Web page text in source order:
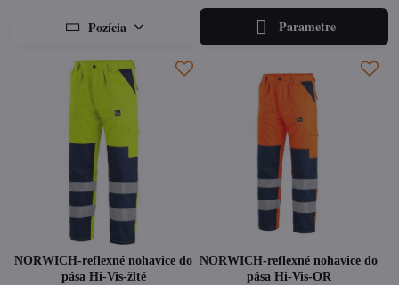
Pozícia Parametre
NORWICH-reflexné nohavice do
pása Hi-Vis-žlté
NORWICH-reflexné nohavice do
pása Hi-Vis-OR